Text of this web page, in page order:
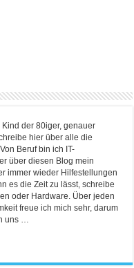
der 80iger, genauer
hier über alle die
Beruf bin ich IT-
über diesen Blog mein
immer wieder Hilfestellungen
es die Zeit zu lässt, schreibe
oder Hardware. Über jeden
freue ich mich sehr, darum
uns …